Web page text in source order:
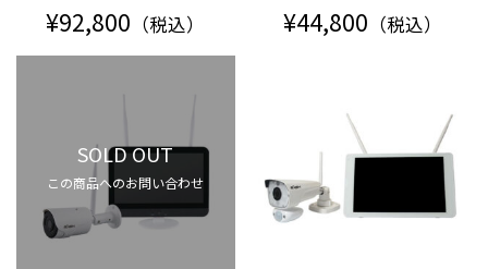
¥92,800 （税込） ¥44,800 （税込）
SOLD OUT
この商品へのお問い合わせ